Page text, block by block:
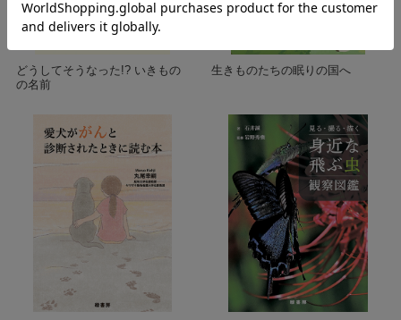
どうしてそうなった!? いきもの
の名前
生きものたちの眠りの国へ